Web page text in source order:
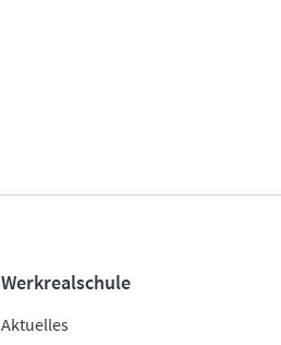
Werkrealschule
Aktuelles